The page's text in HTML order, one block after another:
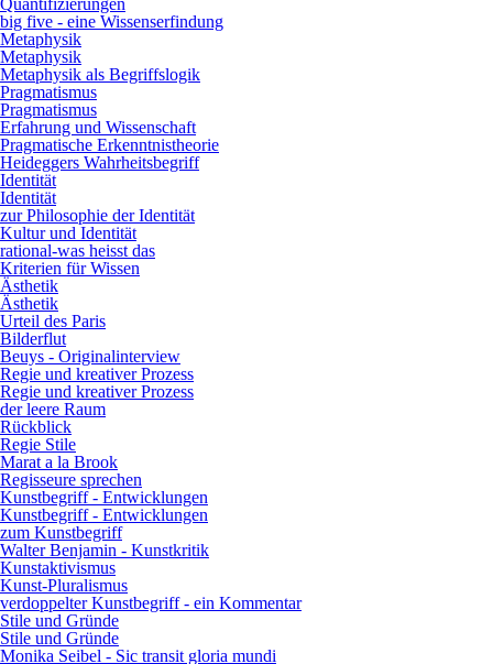
Quantifizierungen
big five - eine Wissenserfindung
Metaphysik
Metaphysik
Metaphysik als Begriffslogik
Pragmatismus
Pragmatismus
Erfahrung und Wissenschaft
Pragmatische Erkenntnistheorie
Heideggers Wahrheitsbegriff
Identität
Identität
zur Philosophie der Identität
Kultur und Identität
rational-was heisst das
Kriterien für Wissen
Ästhetik
Ästhetik
Urteil des Paris
Bilderflut
Beuys - Originalinterview
Regie und kreativer Prozess
Regie und kreativer Prozess
der leere Raum
Rückblick
Regie Stile
Marat a la Brook
Regisseure sprechen
Kunstbegriff - Entwicklungen
Kunstbegriff - Entwicklungen
zum Kunstbegriff
Walter Benjamin - Kunstkritik
Kunstaktivismus
Kunst-Pluralismus
verdoppelter Kunstbegriff - ein Kommentar
Stile und Gründe
Stile und Gründe
Monika Seibel - Sic transit gloria mundi